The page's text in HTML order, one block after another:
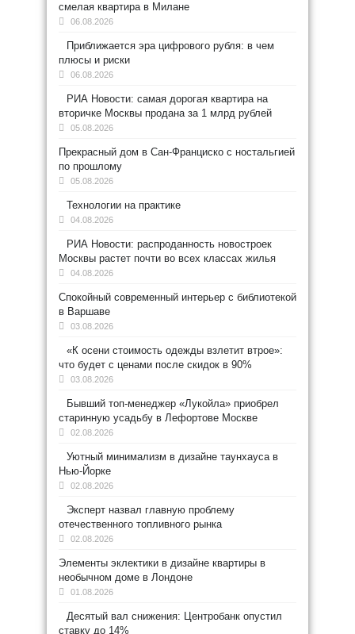
смелая квартира в Милане
06.08.2026
Приближается эра цифрового рубля: в чем
плюсы и риски
06.08.2026
РИА Новости: самая дорогая квартира на
вторичке Москвы продана за 1 млрд рублей
05.08.2026
Прекрасный дом в Сан-Франциско с ностальгией
по прошлому
05.08.2026
Технологии на практике
04.08.2026
РИА Новости: распроданность новостроек
Москвы растет почти во всех классах жилья
04.08.2026
Спокойный современный интерьер с библиотекой
в Варшаве
03.08.2026
«К осени стоимость одежды взлетит втрое»:
что будет с ценами после скидок в 90%
03.08.2026
Бывший топ-менеджер «Лукойла» приобрел
старинную усадьбу в Лефортове Москве
02.08.2026
Уютный минимализм в дизайне таунхауса в
Нью-Йорке
02.08.2026
Эксперт назвал главную проблему
отечественного топливного рынка
02.08.2026
Элементы эклектики в дизайне квартиры в
необычном доме в Лондоне
01.08.2026
Десятый вал снижения: Центробанк опустил
ставку до 14%